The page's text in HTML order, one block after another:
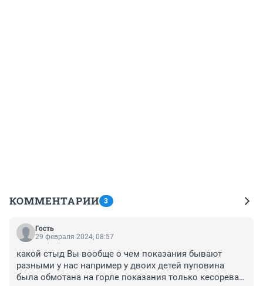
КОММЕНТАРИИ 3
Гость
29 февраля 2024, 08:57
какой стыд Вы вообще о чем показания бывают
разными у нас например у двоих детей пуповина
была обмотана на горле показания только кесорева ,